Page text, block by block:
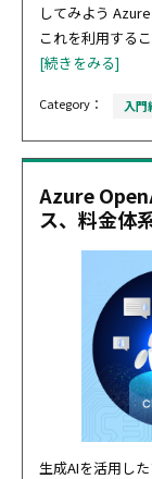
してみよう
これを利用する
[続きをみる]
Category： 入門
Azure
ス、料金体
生成AIを活用し